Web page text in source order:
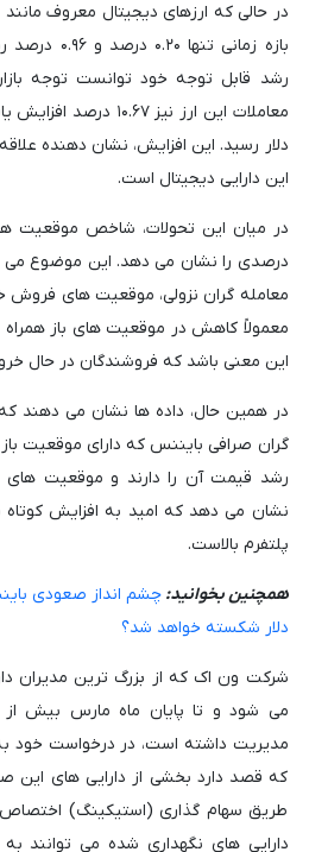
در حالی که ارزهای دیجیتال معروف
بازه زمانی
رشد قابل توجه خود توانست توجه
دلار رسید. این افزایش، نشان دهنده
این دارایی دیجیتال است.
درصدی را نشان می دهد. این موضوع می
معامله گران نزولی، موقعیت های فروش
معمولاً کاهش در موقعیت های باز همراه
این معنی باشد که فروشندگان در حال
رشد قیمت آن را دارند و موقعیت های
نشان می دهد که امید به افزایش
پلتفرم بالاست.
همچنین بخوانید:
دلار شکسته خواهد شد؟
شرکت ون اک که از بزرگ ترین مدیران
مدیریت داشته است، در درخواست خود
که قصد دارد بخشی از دارایی های این
طریق سهام گذاری (استیکینگ)